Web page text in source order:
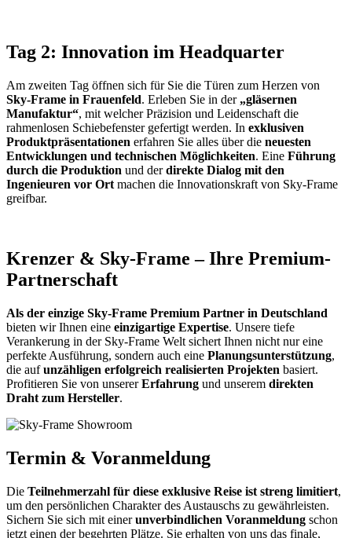
Tag 2: Innovation im Headquarter
Am zweiten Tag öffnen sich für Sie die Türen zum Herzen von
Sky-Frame in Frauenfeld. Erleben Sie in der „gläsernen
Manufaktur“, mit welcher Präzision und Leidenschaft die
rahmenlosen Schiebefenster gefertigt werden. In exklusiven
Produktpräsentationen erfahren Sie alles über die neuesten
Entwicklungen und technischen Möglichkeiten. Eine Führung
durch die Produktion und derdirekte Dialog mit den
Ingenieuren vor Ort machen die Innovationskraft von Sky-Frame
greifbar.
Krenzer & Sky-Frame – Ihre Premium-
Partnerschaft
Als der einzige Sky-Frame Premium Partner in Deutschland
bieten wir Ihnen eine einzigartige Expertise. Unsere tiefe
Verankerung in der Sky-Frame Welt sichert Ihnen nicht nur eine
perfekte Ausführung, sondern auch eine Planungsunterstützung,
die aufunzähligen erfolgreich realisierten Projekten basiert.
Profitieren Sie von unsererErfahrung und unserem direkten
Draht zum Hersteller.
Termin & Voranmeldung
Die Teilnehmerzahl für diese exklusive Reise ist streng limitiert,
um den persönlichen Charakter des Austauschs zu gewährleisten.
Sichern Sie sich mit einerunverbindlichen Voranmeldung schon
jetzt einen der begehrten Plätze. Sie erhalten von uns das finale,